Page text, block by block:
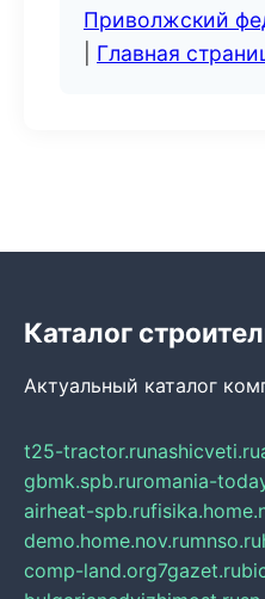
Приволжский
Главная
Каталог
Актуальный каталог
t25-tractor.runashicveti.ru
gbmk.spb.ruromania-
airheat-spb.ru
demo.home.nov.rumnso.ru
comp-land.org7gazet.ru